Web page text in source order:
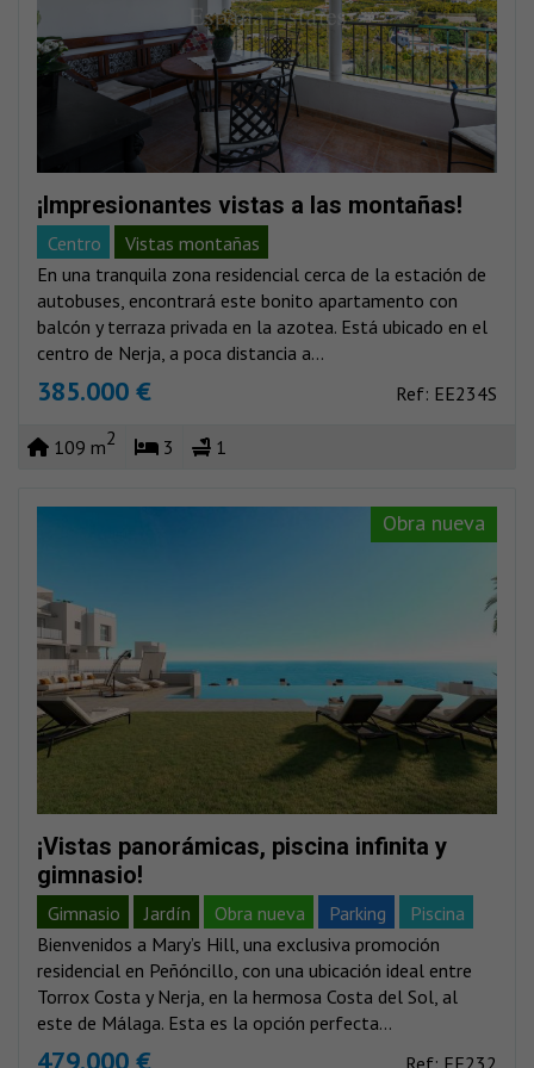
¡Impresionantes vistas a las montañas!
Centro
Vistas montañas
En una tranquila zona residencial cerca de la estación de
autobuses, encontrará este bonito apartamento con
balcón y terraza privada en la azotea. Está ubicado en el
centro de Nerja, a poca distancia a...
385.000 € Ref: EE234S
109 m2 3 1
Obra nueva
¡Vistas panorámicas, piscina infinita y
gimnasio!
Gimnasio Jardín Obra nueva Parking
Piscina
Vistas al mar
Vistas montañas
Bienvenidos a Mary’s Hill, una exclusiva promoción
residencial en Peñóncillo, con una ubicación ideal entre
Torrox Costa y Nerja, en la hermosa Costa del Sol, al
este de Málaga. Esta es la opción perfecta...
479.000 € Ref: EE232